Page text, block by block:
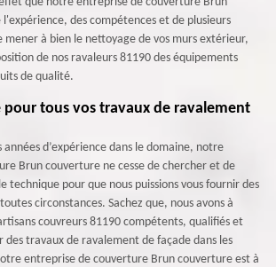
des compétences et de plusieurs
mener à bien le nettoyage de vos murs extérieur,
de nos ravaleurs 81190 des équipements
de qualité.
tous vos travaux de ravalement
années d’expérience dans le domaine, notre
Brun couverture ne cesse de chercher et de
technique pour que nous puissions vous fournir des
circonstances. Sachez que, nous avons à
couvreurs 81190 compétents, qualifiés et
des travaux de ravalement de façade dans les
entreprise de couverture Brun couverture est à